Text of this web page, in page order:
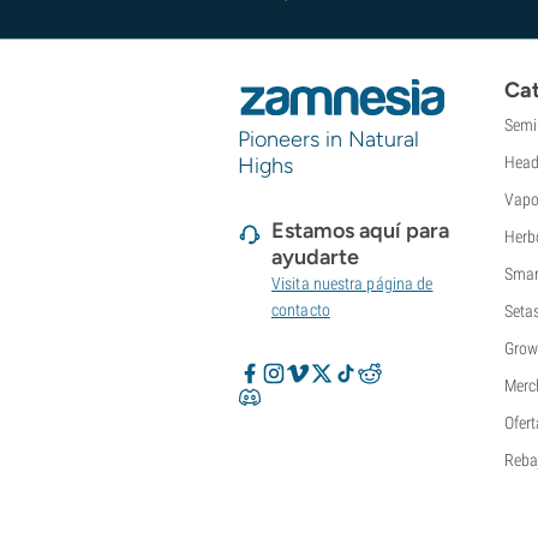
Super Sativa Seed Club
Super Strains
TICAL
Top Tao Seeds
Vision Seeds
White Label
World Of Seeds
Bancos de semillas
Pioneers in Natural
Highs
Estamos aquí para
ayudarte
Visita nuestra página de
contacto